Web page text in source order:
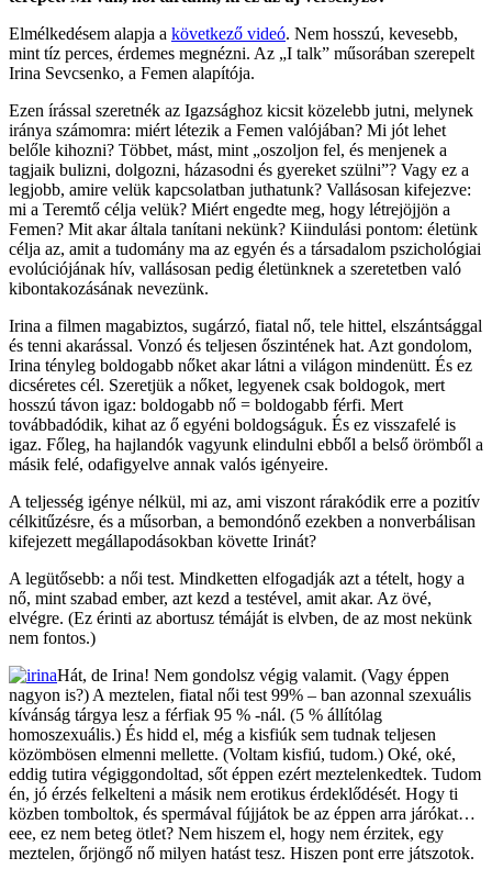
Elmélkedésem alapja a következő videó. Nem hosszú, kevesebb,
mint tíz perces, érdemes megnézni. Az „I talk” műsorában szerepelt
Irina Sevcsenko, a Femen alapítója.
Ezen írással szeretnék az Igazsághoz kicsit közelebb jutni, melynek
iránya számomra: miért létezik a Femen valójában? Mi jót lehet
belőle kihozni? Többet, mást, mint „oszoljon fel, és menjenek a
tagjaik bulizni, dolgozni, házasodni és gyereket szülni”? Vagy ez a
legjobb, amire velük kapcsolatban juthatunk? Vallásosan kifejezve:
mi a Teremtő célja velük? Miért engedte meg, hogy létrejöjjön a
Femen? Mit akar általa tanítani nekünk? Kiindulási pontom: életünk
célja az, amit a tudomány ma az egyén és a társadalom pszichológiai
evolúciójának hív, vallásosan pedig életünknek a szeretetben való
kibontakozásának nevezünk.
Irina a filmen magabiztos, sugárzó, fiatal nő, tele hittel, elszántsággal
és tenni akarással. Vonzó és teljesen őszintének hat. Azt gondolom,
Irina tényleg boldogabb nőket akar látni a világon mindenütt. És ez
dicséretes cél. Szeretjük a nőket, legyenek csak boldogok, mert
hosszú távon igaz: boldogabb nő = boldogabb férfi. Mert
továbbadódik, kihat az ő egyéni boldogságuk. És ez visszafelé is
igaz. Főleg, ha hajlandók vagyunk elindulni ebből a belső örömből a
másik felé, odafigyelve annak valós igényeire.
A teljesség igénye nélkül, mi az, ami viszont rárakódik erre a pozitív
célkitűzésre, és a műsorban, a bemondónő ezekben a nonverbálisan
kifejezett megállapodásokban követte Irinát?
A legütősebb: a női test. Mindketten elfogadják azt a tételt, hogy a
nő, mint szabad ember, azt kezd a testével, amit akar. Az övé,
elvégre. (Ez érinti az abortusz témáját is elvben, de az most nekünk
nem fontos.)
Hát, de Irina! Nem gondolsz végig valamit. (Vagy éppen
nagyon is?) A meztelen, fiatal női test 99% – ban azonnal szexuális
kívánság tárgya lesz a férfiak 95 % -nál. (5 % állítólag
homoszexuális.) És hidd el, még a kisfiúk sem tudnak teljesen
közömbösen elmenni mellette. (Voltam kisfiú, tudom.) Oké, oké,
eddig tutira végiggondoltad, sőt éppen ezért meztelenkedtek. Tudom
én, jó érzés felkelteni a másik nem erotikus érdeklődését. Hogy ti
közben tomboltok, és spermával fújjátok be az éppen arra járókat…
eee, ez nem beteg ötlet? Nem hiszem el, hogy nem érzitek, egy
meztelen, őrjöngő nő milyen hatást tesz. Hiszen pont erre játszotok.